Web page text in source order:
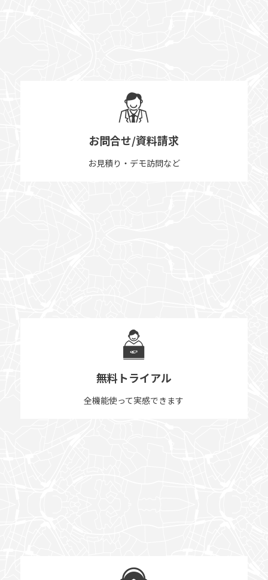
お問合せ/資料請求
お見積り・デモ訪問など
無料トライアル
全機能使って実感できます